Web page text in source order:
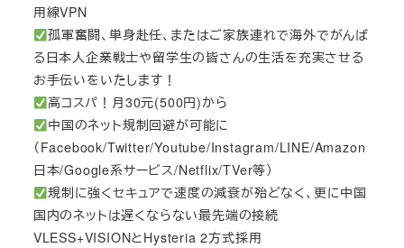
用線VPN
孤軍奮闘、単身赴任、またはご家族連れで海外でがんば
る日本人企業戦士や留学生の皆さんの生活を充実させる
お手伝いをいたします！
高コスパ！月30元(500円)から
中国のネット規制回避が可能に
（Facebook/Twitter/Youtube/Instagram/LINE/Amazon
日本/Google系サービス/Netflix/TVer等）
規制に強くセキュアで速度の減衰が殆どなく、更に中国
国内のネットは遅くならない最先端の接続
VLESS+VISIONとHysteria 2方式採用